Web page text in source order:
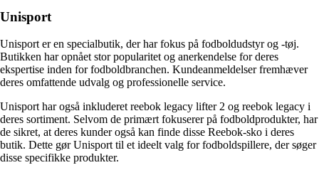
Unisport
Unisport er en specialbutik, der har fokus på fodboldudstyr og -tøj.
Butikken har opnået stor popularitet og anerkendelse for deres
ekspertise inden for fodboldbranchen. Kundeanmeldelser fremhæver
deres omfattende udvalg og professionelle service.
Unisport har også inkluderet reebok legacy lifter 2 og reebok legacy i
deres sortiment. Selvom de primært fokuserer på fodboldprodukter, har
de sikret, at deres kunder også kan finde disse Reebok-sko i deres
butik. Dette gør Unisport til et ideelt valg for fodboldspillere, der søger
disse specifikke produkter.